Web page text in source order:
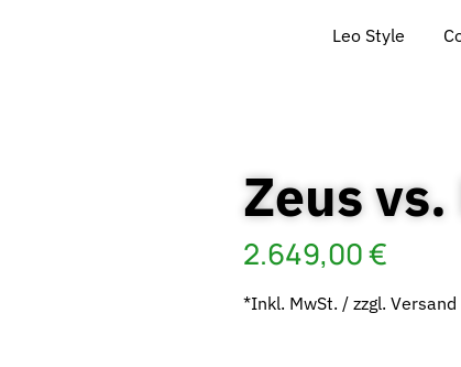
Leo Style
Zeus
2.649,00€
*Inkl. MwSt. / zzgl. Versand